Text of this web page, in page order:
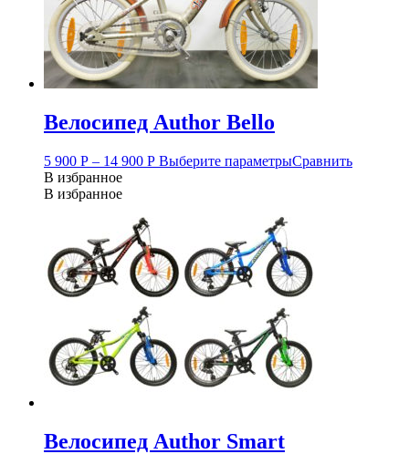
Велосипед Author Bello
5 900 Р – 14 900 Р Выберите параметрыСравнить
В избранное
В избранное
Велосипед Author Smart